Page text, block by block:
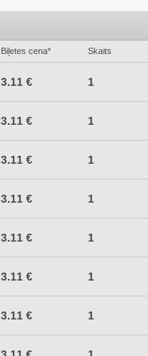
Biļetes cena* Skaits
3.11 € 1
3.11 € 1
3.11 € 1
3.11 € 1
3.11 € 1
3.11 € 1
3.11 € 1